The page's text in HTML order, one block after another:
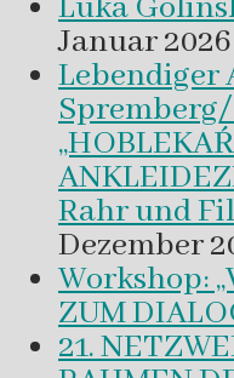
Luka
Januar 2026
Lebendiger
Rahr und
Dezember
Workshop:
ZUM
21.